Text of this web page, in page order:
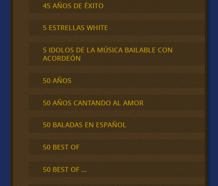
45 AÑOS DE ÉXITO
5 ESTRELLAS WHITE
5 IDOLOS DE LA MÚSICA BAILABLE CON
ACORDEÓN
50 AÑOS
50 AÑOS CANTANDO AL AMOR
50 BALADAS EN ESPAÑOL
50 BEST OF
50 BEST OF …